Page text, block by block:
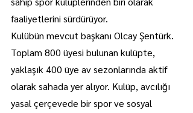
faaliyetlerini sürdürüyor.
Kulübün mevcut başkanı Olcay Şentürk.
Toplam 800 üyesi bulunan kulüpte,
yaklaşık 400 üye av sezonlarında aktif
olarak sahada yer alıyor. Kulüp, avcılığı
yasal çerçevede bir spor ve sosyal